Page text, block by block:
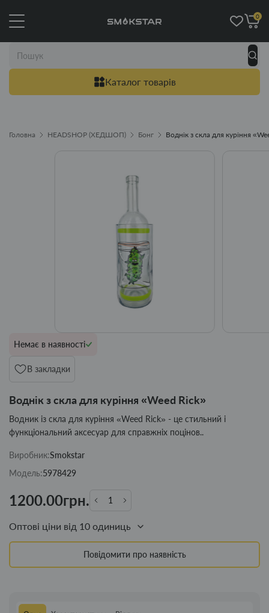
Каталог товарів
0
Головна HEADSHOP (ХЕДШОП) Бонг Воднік з скла для куріння
Немає в наявності
В закладки
Воднік з скла для куріння «Weed Rick»
Водник із скла для куріння «Weed Rick» - це стильний і
функціональний аксесуар для справжніх поцінов..
Виробник:Smokstar
Модель:5978429
1200.00грн.
Оптові ціни від 10 одиниць
Повідомити про наявність